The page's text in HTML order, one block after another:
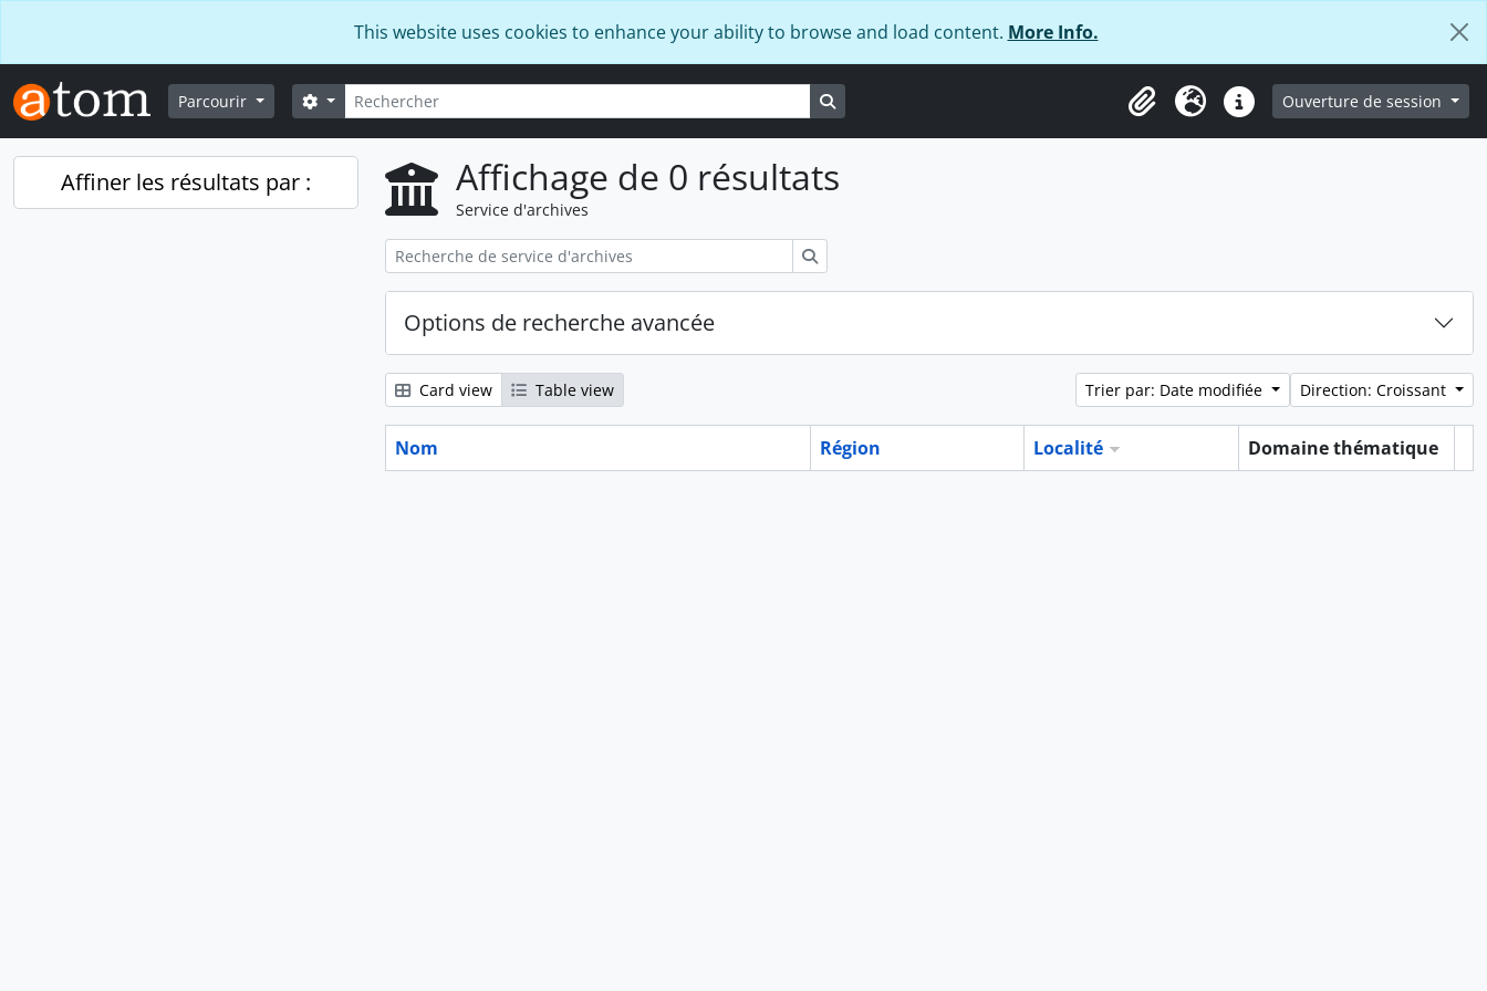
This website uses cookies to enhance your ability to browse and load content. More Info.
Parcourir Rechercher
Search options
Presse-papier
LangueLiens rapidesOuverture de session
Affiner les résultats par : Affichage de 0 résultats
Service d'archives
Options de recherche avancée
Card view Table view Trier par: Date modifiée Direction: Croissant
Nom Région Localité
Domaine thématique